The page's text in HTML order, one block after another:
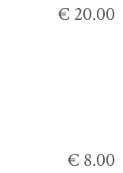
€ 20.00
€ 8.00